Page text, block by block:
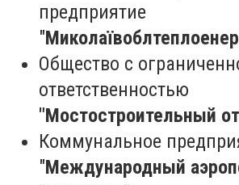
предприятие
"
Общество с
ответственностью
"Мостостроительный
Коммунальное
"Международный